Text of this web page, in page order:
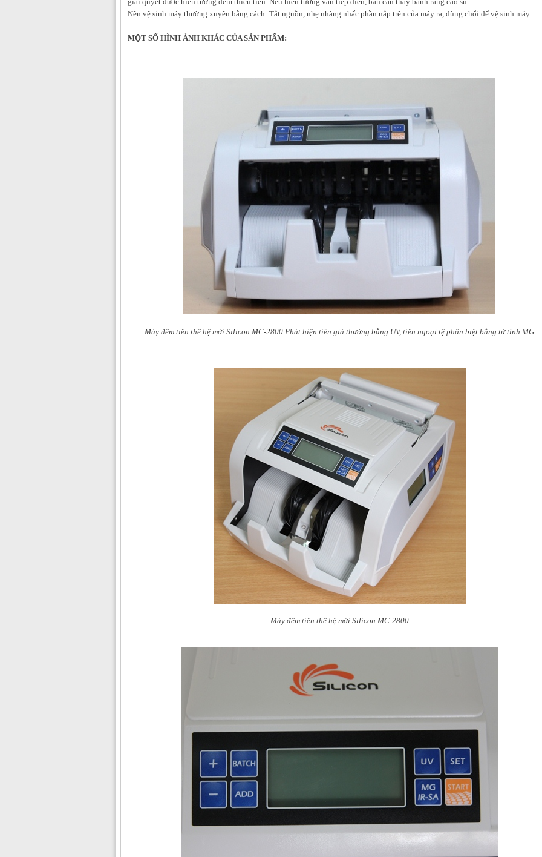
Nên vệ sinh máy thường xuyên bằng cách: Tắt nguồn, nhẹ nhàng nhấc phần nắp trên của máy ra, dùng chổi để vệ sinh máy.
MỘT SỐ HÌNH ẢNH KHÁC CỦA SẢN PHẨM:
Máy đếm tiền thế hệ mới Silicon MC-2800 Phát hiện tiền giả thường bằng UV, tiền ngoại tệ phân biệt bằng từ tính MG
Máy đếm tiền thế hệ mới Silicon MC-2800